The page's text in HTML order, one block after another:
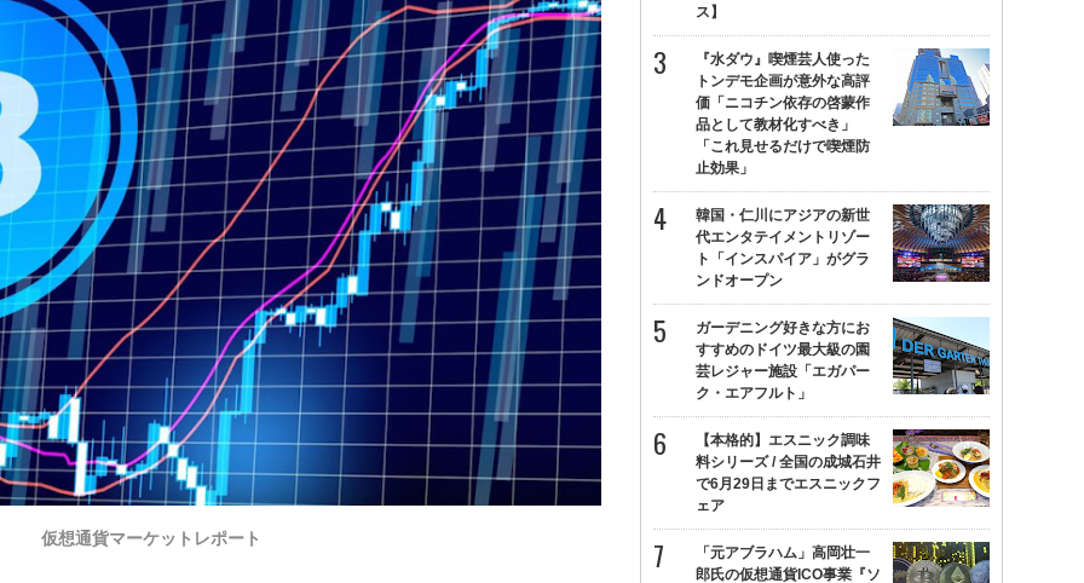
仮想通貨マーケットレポート
ス】
『水ダウ』喫煙芸人使った
トンデモ企画が意外な高評
価「ニコチン依存の啓蒙作
品として教材化すべき」
「これ見せるだけで喫煙防
止効果」
韓国・仁川にアジアの新世
代エンタテイメントリゾー
ト「インスパイア」がグラ
ンドオープン
ガーデニング好きな方にお
すすめのドイツ最大級の園
芸レジャー施設「エガパー
ク・エアフルト」
【本格的】エスニック調味
料シリーズ / 全国の成城石井
で6月29日までエスニックフ
ェア
「元アブラハム」高岡壮一
郎氏の仮想通貨ICO事業『ソ